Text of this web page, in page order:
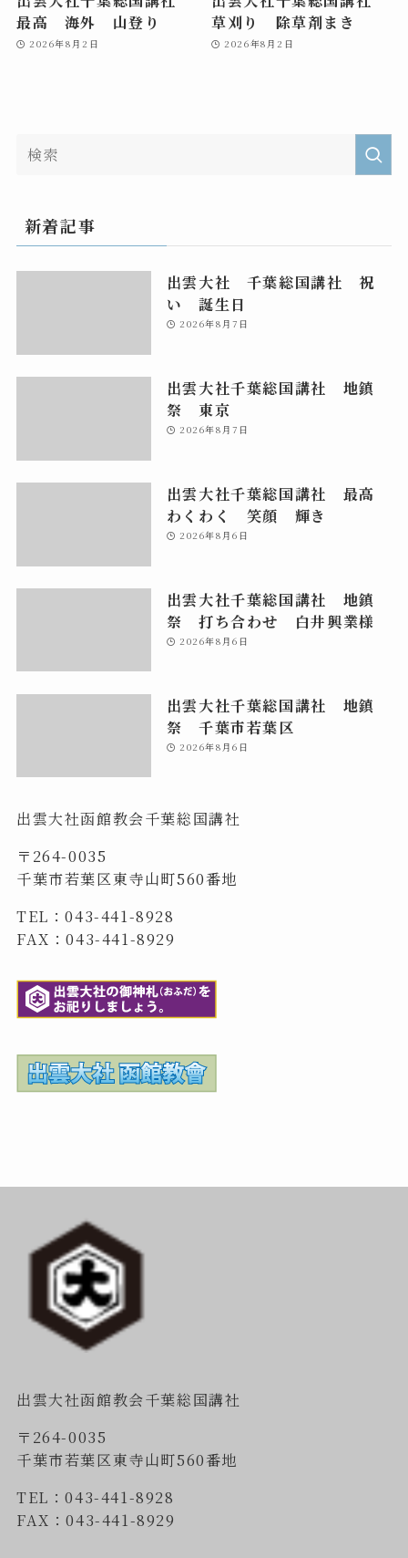
最高 海外 山登り
2026年8月2日
草刈り 除草剤まき
2026年8月2日
新着記事
出雲大社 千葉総国講社 祝
い 誕生日
2026年8月7日
出雲大社千葉総国講社 地鎮
祭 東京
2026年8月7日
出雲大社千葉総国講社 最高
わくわく 笑顔 輝き
2026年8月6日
出雲大社千葉総国講社 地鎮
祭 打ち合わせ 白井興業様
2026年8月6日
出雲大社千葉総国講社 地鎮
祭 千葉市若葉区
2026年8月6日
出雲大社函館教会千葉総国講社
〒264-0035
千葉市若葉区東寺山町560番地
TEL：043-441-8928
FAX：043-441-8929
出雲大社函館教会千葉総国講社
〒264-0035
千葉市若葉区東寺山町560番地
TEL：043-441-8928
FAX：043-441-8929